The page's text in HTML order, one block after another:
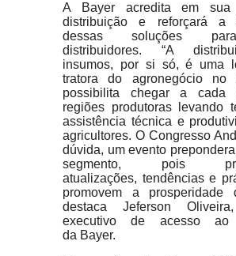
A Bayer acredita em
distribuição e reforçará a
dessas soluções
distribuidores. “A
insumos, por si só, é uma
tratora do agronegócio no
possibilita chegar a cada
regiões produtoras levando
assistência técnica e
agricultores. O Congresso
dúvida, um evento
segmento, pois
atualizações, tendências e
promovem a prosperidade
destaca Jeferson
executivo de acesso ao
da Bayer.